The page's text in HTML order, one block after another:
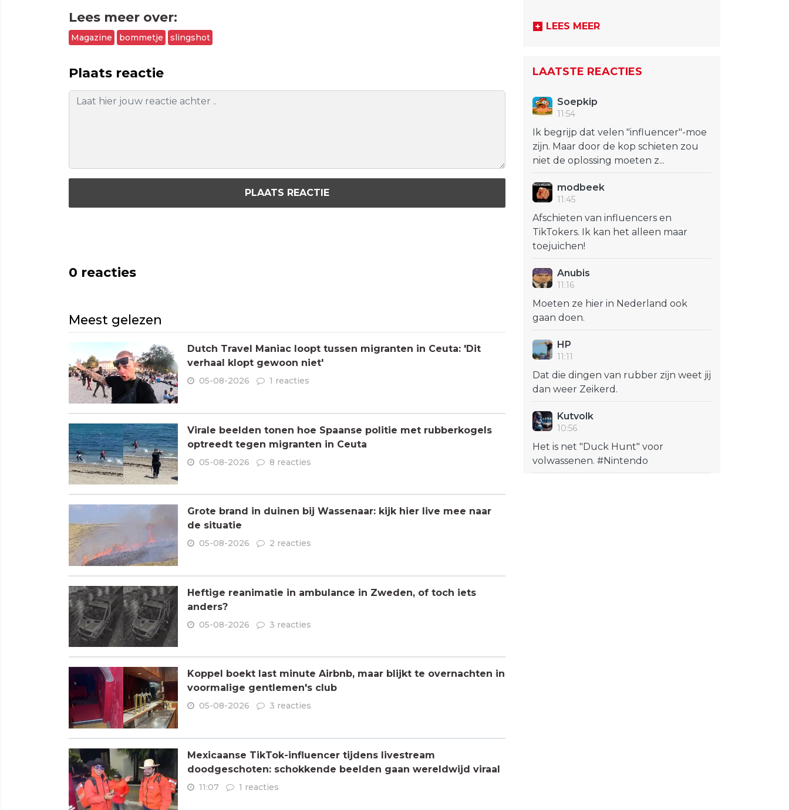
Lees meer over:
Magazine bommetje slingshot
Plaats reactie
PLAATS REACTIE
0 reacties
Meest gelezen
Dutch Travel Maniac loopt tussen migranten in Ceuta: 'Dit
verhaal klopt gewoon niet'
05-08-2026 1 reacties
Virale beelden tonen hoe Spaanse politie met rubberkogels
optreedt tegen migranten in Ceuta
05-08-2026 8 reacties
Grote brand in duinen bij Wassenaar: kijk hier live mee naar
de situatie
05-08-2026 2 reacties
Heftige reanimatie in ambulance in Zweden, of toch iets
anders?
05-08-2026 3 reacties
Koppel boekt last minute Airbnb, maar blijkt te overnachten in
voormalige gentlemen's club
05-08-2026 3 reacties
Mexicaanse TikTok-influencer tijdens livestream
doodgeschoten: schokkende beelden gaan wereldwijd viraal
11:07 1 reacties
LEES MEER
LAATSTE REACTIES
Soepkip
11:54
Ik begrijp dat velen "influencer"-moe
zijn. Maar door de kop schieten zou
niet de oplossing moeten z...
modbeek
11:45
Afschieten van influencers en
TikTokers. Ik kan het alleen maar
toejuichen!
Anubis
11:16
Moeten ze hier in Nederland ook
gaan doen.
HP
11:11
Dat die dingen van rubber zijn weet jij
dan weer Zeikerd.
Kutvolk
10:56
Het is net "Duck Hunt" voor
volwassenen. #Nintendo